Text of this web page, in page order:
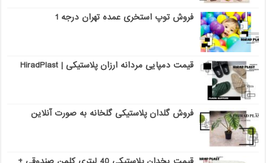
فروش توپ استخری عمده تهران درجه 1
قیمت دمپایی مردانه ارزان پلاستیکی | HiradPlast
فروش گلدان پلاستیکی گلخانه به صورت آنلاین